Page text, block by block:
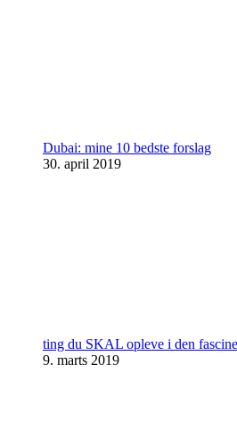
Dubai: mine 10 bedste forslag
30. april 2019
ting du SKAL opleve i den
9. marts 2019